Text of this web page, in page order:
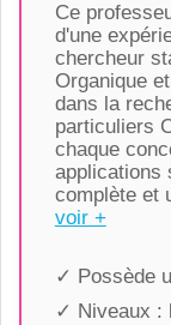
Ce
d'une
chercheur
Organique
dans la
particuliers
chaque
applications
complète et
voir +
✓ Possède
✓ Niveaux :